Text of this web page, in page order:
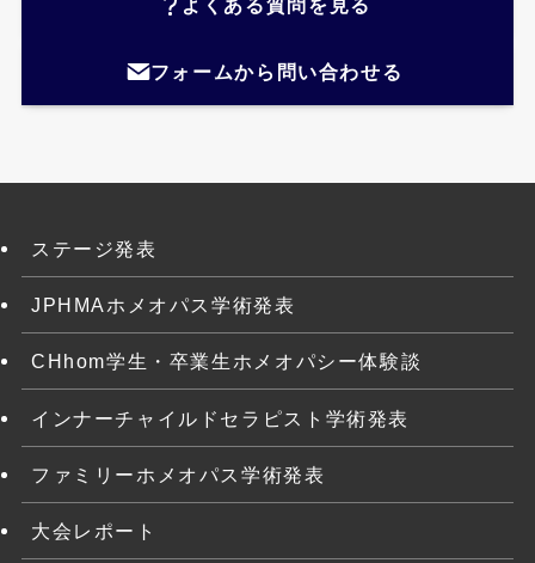
よくある質問を見る
フォームから問い合わせる
ステージ発表
JPHMAホメオパス学術発表
CHhom学生・卒業生ホメオパシー体験談
インナーチャイルドセラピスト学術発表
ファミリーホメオパス学術発表
大会レポート